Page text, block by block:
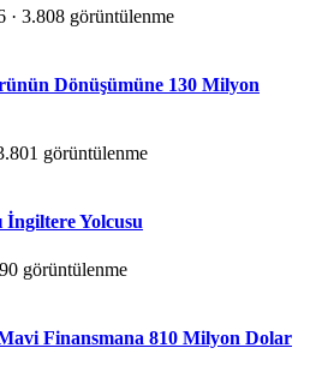
· 3.808 görüntülenme
Dönüşümüne 130 Milyon
görüntülenme
Yolcusu
görüntülenme
Finansmana 810 Milyon Dolar